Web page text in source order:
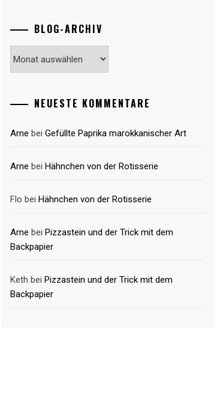
BLOG-ARCHIV
NEUESTE KOMMENTARE
Arne beiGefüllte Paprika marokkanischer Art
Arne beiHähnchen von der Rotisserie
Flo beiHähnchen von der Rotisserie
Arne beiPizzastein und der Trick mit dem
Backpapier
Keth beiPizzastein und der Trick mit dem
Backpapier